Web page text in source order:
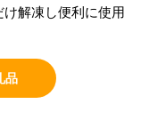
解凍し便利に使用
品